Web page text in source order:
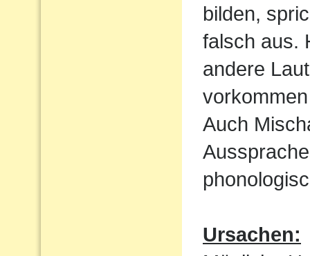
bilden,
falsch aus.
andere
Auch
Ursachen: